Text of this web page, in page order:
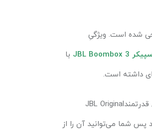
شده است. ویژگیِ
JBL Boombox 3 با
داشته است.
JBL Original
توانایی پخش 24 ساعت موسیقی را دارد پس شما می‌توانید آن را از